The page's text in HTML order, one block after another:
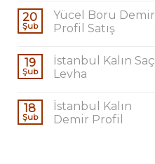
20
Şub
Yücel Boru Demir
Profil Satış
19
Şub
İstanbul Kalın Saç
Levha
18
Şub
İstanbul Kalın
Demir Profil